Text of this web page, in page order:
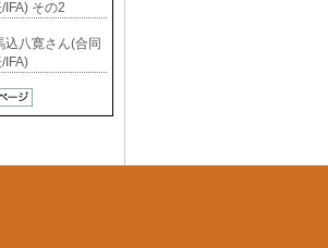
IFA) その2
込八寛さん(合同
IFA)